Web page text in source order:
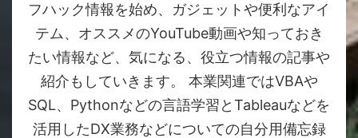
フハック情報を始め、ガジェットや便利なアイ
テム、オススメのYouTube動画や知っておき
たい情報など、気になる、役立つ情報の記事や
紹介もしていきます。 本業関連ではVBAや
SQL、Pythonなどの言語学習とTableauなどを
活用したDX業務などについての自分用備忘録